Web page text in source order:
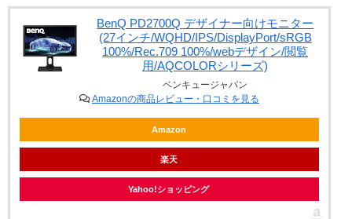
BenQ PD2700Q デザイナー向けモニター
(27インチ/WQHD/IPS/DisplayPort/sRGB
100%/Rec.709 100%/webデザイン/閲覧
用/AQCOLORシリーズ)
ベンキュージャパン
Amazonの商品レビュー・口コミを見る
Amazon
楽天
Yahoo!ショッピング